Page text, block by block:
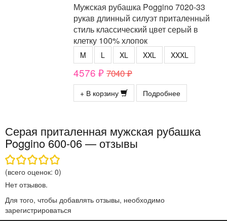
Мужская рубашка Poggino 7020-33
рукав длинный силуэт приталенный
стиль классический цвет серый в
клетку 100% хлопок
M L XL XXL XXXL
4576 ₽ 7040 ₽
+ В корзину Подробнее
Серая приталенная мужская рубашка
Poggino 600-06 — отзывы
(всего оценок: 0)
Нет отзывов.
Для того, чтобы добавлять отзывы, необходимо
зарегистрироваться